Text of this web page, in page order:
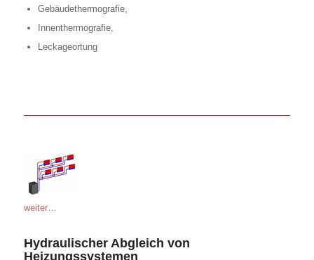
Gebäudethermografie,
Innenthermografie,
Leckageortung
weiter…
Hydraulischer Abgleich von
Heizungssystemen